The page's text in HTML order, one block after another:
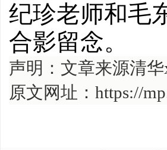
纪珍老师和毛
合影留念。
声明：文章来源清
原文网址： https://